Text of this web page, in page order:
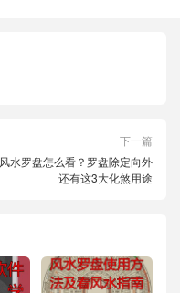
下一篇
风水罗盘怎么看？罗盘除定向外
还有这3大化煞用途